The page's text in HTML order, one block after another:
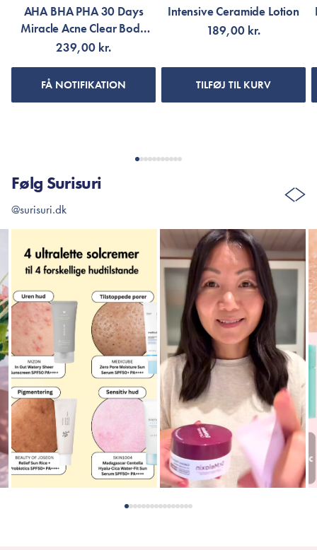
AHA BHA PHA 30 Days
Miracle Acne Clear Body
Cleanser
239,00 kr.
FÅ NOTIFIKATION
Intensive Ceramide Lotion
189,00 kr.
TILFØJ TIL KURV
Følg Surisuri
@surisuri.dk